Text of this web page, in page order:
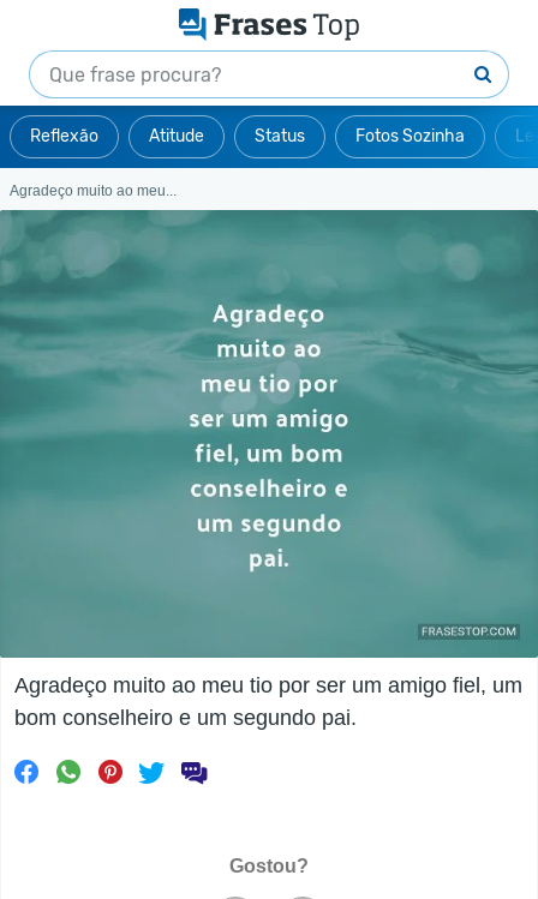
Reflexão Atitude Status Fotos Sozinha
Agradeço muito ao meu...
Agradeço muito ao meu tio por ser um amigo fiel, um
bom conselheiro e um segundo pai.
Gostou?